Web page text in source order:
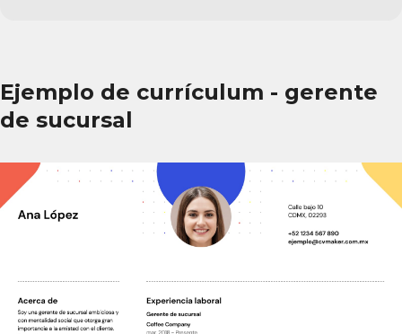
Ejemplo de currículum - gerente
de sucursal